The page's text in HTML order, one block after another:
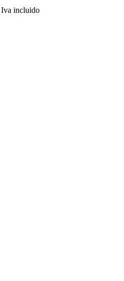
Iva incluido